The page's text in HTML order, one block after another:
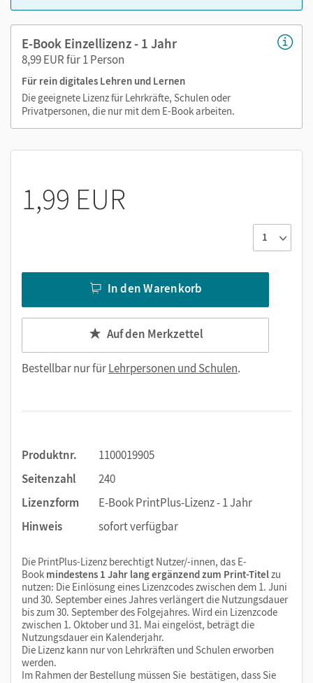
E-Book Einzellizenz - 1 Jahr
8,99 EUR für 1 Person
Für rein digitales Lehren und Lernen
Die geeignete Lizenz für Lehrkräfte, Schulen oder
Privatpersonen, die nur mit dem E-Book arbeiten.
1,99 EUR
In den Warenkorb
Auf den Merkzettel
Bestellbar nur fürLehrpersonen und Schulen.
Produktnr.
1100019905
Seitenzahl
240
Lizenzform
E-Book PrintPlus-Lizenz - 1 Jahr
Hinweis
sofort verfügbar
Die PrintPlus-Lizenz berechtigt Nutzer/-innen, das E-
Book mindestens 1 Jahr lang ergänzend zum Print-Titelzu
nutzen: Die Einlösung eines Lizenzcodes zwischen dem 1. Juni
und 30. September eines Jahres verlängert die Nutzungsdauer
bis zum 30. September des Folgejahres. Wird ein Lizenzcode
zwischen 1. Oktober und 31. Mai eingelöst, beträgt die
Nutzungsdauer ein Kalenderjahr.
Die Lizenz kann nur von Lehrkräften und Schulen erworben
werden.
Im Rahmen der Bestellung müssen Sie bestätigen, dass Sie